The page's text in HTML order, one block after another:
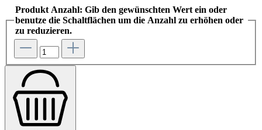
Produkt Anzahl: Gib den gewünschten Wert ein oder
benutze die Schaltflächen um die Anzahl zu erhöhen oder
zu reduzieren.